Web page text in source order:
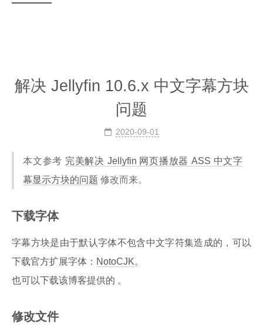
解决 Jellyfin 10.6.x 中文字幕方块
问题
2020-09-01
本文参考 完美解决 Jellyfin 网页播放器 ASS 中文字
幕显示方块的问题 修改而来。
下载字体
字幕方块是由于默认字体不包含中文字符集造成的，可以
下载官方扩展字体： NotoCJK。
也可以下载该博客提供的 。
修改文件